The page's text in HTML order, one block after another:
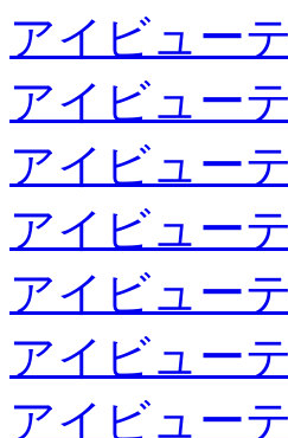
アイビュー
アイビュー
アイビュー
アイビュー
アイビュー
アイビュー
アイビュー